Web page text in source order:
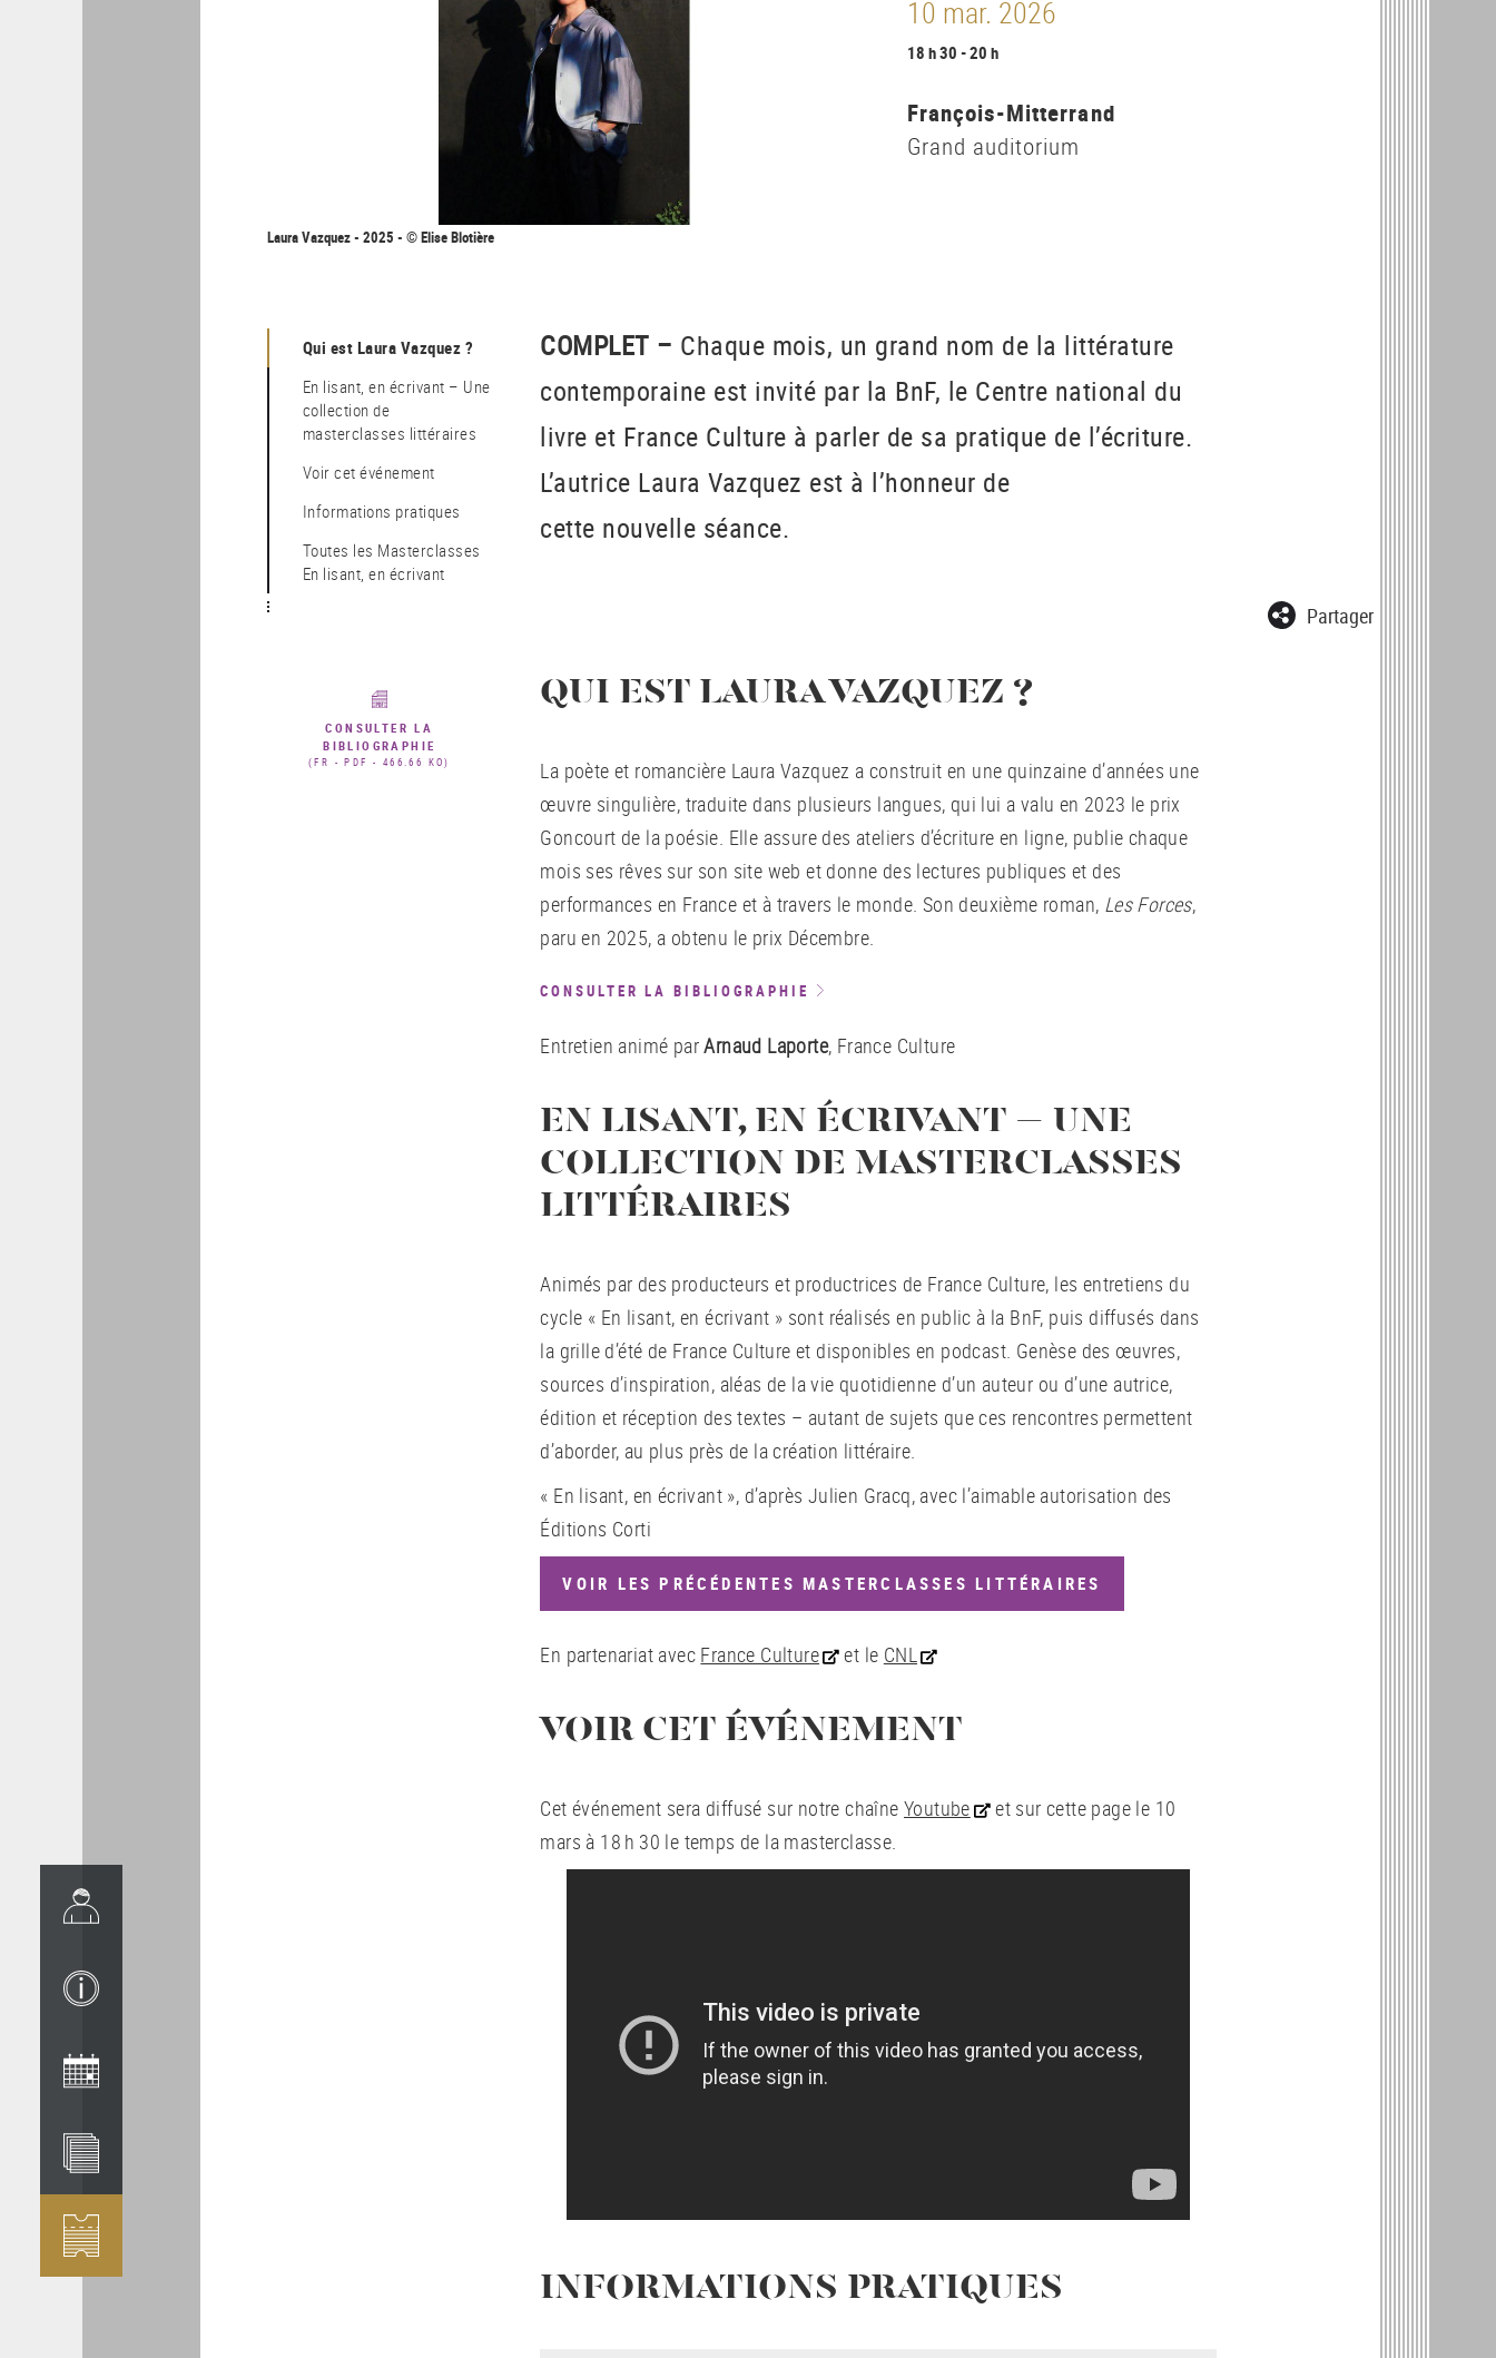
10 mar. 2026
18 h 30 - 20 h
François-Mitterrand
Grand auditorium
Laura Vazquez - 2025 - © Elise Blotière
Qui est Laura Vazquez ?
En lisant, en écrivant – Une
collection de
masterclasses littéraires
Voir cet événement
Informations pratiques
Toutes les Masterclasses
En lisant, en écrivant
CONSULTER LA
BIBLIOGRAPHIE
(FR - PDF - 466.66 KO)
COMPLET – Chaque mois, un grand nom de la littérature
contemporaine est invité par la BnF, le Centre national du
livre et France Culture à parler de sa pratique de l’écriture.
L’autrice Laura Vazquez est à l’honneur de
cette nouvelle séance.
Partager
QUI EST LAURA VAZQUEZ ?
La poète et romancière Laura Vazquez a construit en une quinzaine d’années une
œuvre singulière, traduite dans plusieurs langues, qui lui a valu en 2023 le prix
Goncourt de la poésie. Elle assure des ateliers d’écriture en ligne, publie chaque
mois ses rêves sur son site web et donne des lectures publiques et des
performances en France et à travers le monde. Son deuxième roman, Les Forces,
paru en 2025, a obtenu le prix Décembre.
CONSULTER LA BIBLIOGRAPHIE
Entretien animé parArnaud Laporte, France Culture
EN LISANT, EN ÉCRIVANT – UNE
COLLECTION DE MASTERCLASSES
LITTÉRAIRES
Animés par des producteurs et productrices de France Culture, les entretiens du
cycle « En lisant, en écrivant » sont réalisés en public à la BnF, puis diffusés dans
la grille d’été de France Culture et disponibles en podcast. Genèse des œuvres,
sources d’inspiration, aléas de la vie quotidienne d’un auteur ou d’une autrice,
édition et réception des textes – autant de sujets que ces rencontres permettent
d’aborder, au plus près de la création littéraire.
« En lisant, en écrivant », d’après Julien Gracq, avec l’aimable autorisation des
Éditions Corti
VOIR LES PRÉCÉDENTES MASTERCLASSES LITTÉRAIRES
En partenariat avec France Culture et le CNL
VOIR CET ÉVÉNEMENT
Cet événement sera diffusé sur notre chaîneYoutube
et sur cette page le 10
mars à 18 h 30 le temps de la masterclasse.
INFORMATIONS PRATIQUES